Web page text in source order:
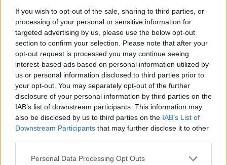
If you wish to opt-out of the sale, sharing to third parties, or
processing of your personal or sensitive information for
targeted advertising by us, please use the below opt-out
section to confirm your selection. Please note that after your
opt-out request is processed you may continue seeing
interest-based ads based on personal information utilized by
us or personal information disclosed to third parties prior to
your opt-out. You may separately opt-out of the further
disclosure of your personal information by third parties on the
IAB’s list of downstream participants. This information may
also be disclosed by us to third parties on the IAB’s List of
Downstream Participants that may further disclose it to other
Please note that this website/app uses one or more Google
Personal Data Processing Opt Outs
Την έντονη αντίδραση της ΕΠΟ προκάλεσε η
ενημέρωση της πλευράς Αυγενάκη ως προς
το περιεχόμενο της Ολιστικής Μελέτης των
FIFA/UEFA